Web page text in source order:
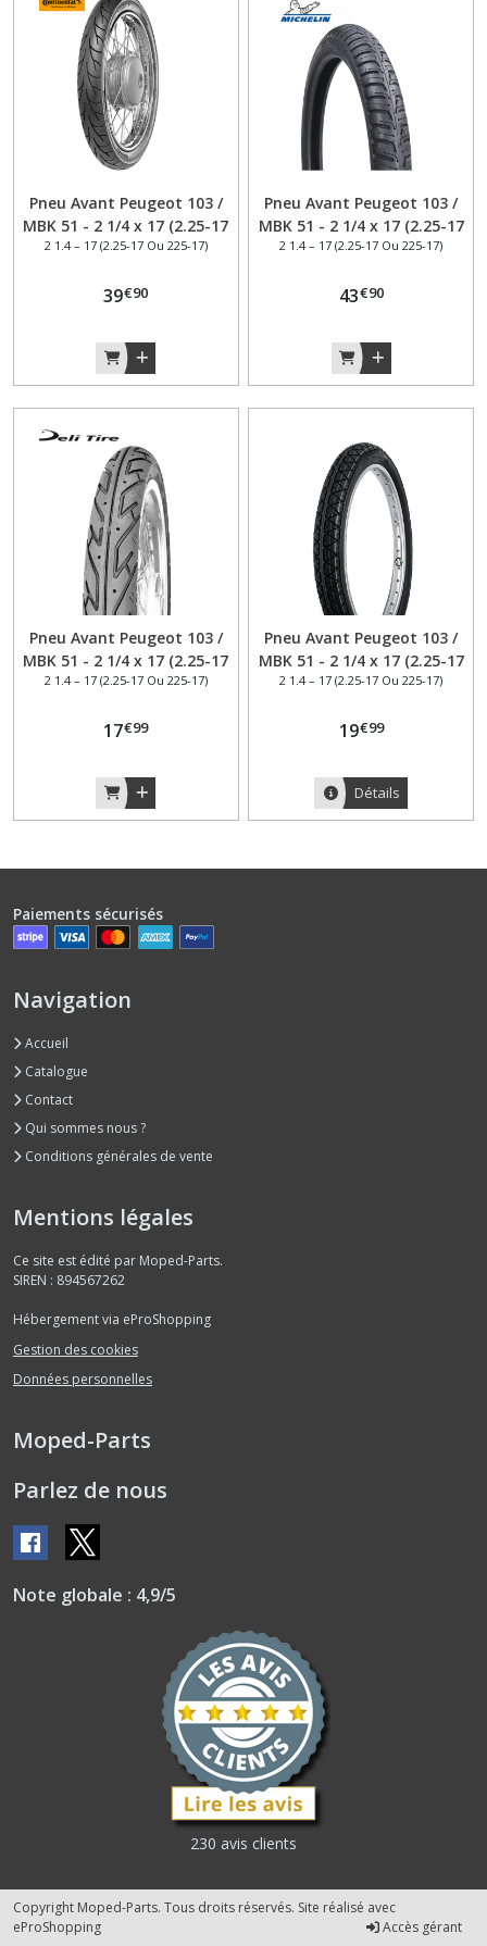
Pneu Avant Peugeot 103 /
MBK 51 - 2 1/4 x 17 (2.25-17
ou 225-17 ) Continental
cyclomoteur
2 1.4 – 17 (2.25-17 Ou 225-17)
39€90
Pneu Avant Peugeot 103 /
MBK 51 - 2 1/4 x 17 (2.25-17
ou 225-17 ) Michelin City
Fiabilité et longévité –
2 1.4 – 17 (2.25-17 Ou 225-17)
43€90
Pneu Avant Peugeot 103 /
MBK 51 - 2 1/4 x 17 (2.25-17
ou 225-17 ) DELI Tire S215
2 1.4 – 17 (2.25-17 Ou 225-17)
17€99
Pneu Avant Peugeot 103 /
MBK 51 - 2 1/4 x 17 (2.25-17
ou 225-17 ) type VM100
cyclomoteur
2 1.4 – 17 (2.25-17 Ou 225-17)
19€99
Détails
Paiements sécurisés
Navigation
Accueil
Catalogue
Contact
Qui sommes nous ?
Conditions générales de vente
Mentions légales
Ce site est édité par Moped-Parts.
SIREN : 894567262
Hébergement via eProShopping
Gestion des cookies
Données personnelles
Moped-Parts
Parlez de nous
Note globale : 4,9/5
230 avis clients
Copyright Moped-Parts. Tous droits réservés. Site réalisé avec
eProShopping
Accès gérant